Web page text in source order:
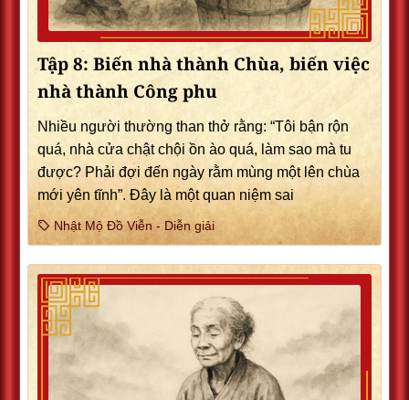
Tập 8: Biến nhà thành Chùa, biến việc
nhà thành Công phu
Nhiều người thường than thở rằng: “Tôi bận rộn
quá, nhà cửa chật chội ồn ào quá, làm sao mà tu
được? Phải đợi đến ngày rằm mùng một lên chùa
mới yên tĩnh”. Đây là một quan niệm sai
Nhật Mộ Đồ Viễn - Diễn giải